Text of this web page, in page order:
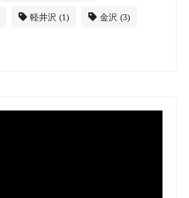
軽井沢 (1) 金沢 (3)